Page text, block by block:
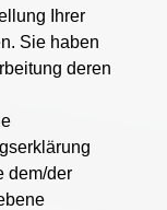
Ihrer
Sie haben
deren
dem/der